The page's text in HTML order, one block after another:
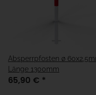
Absperrpfosten ø
Länge 1300mm
65,90 € *